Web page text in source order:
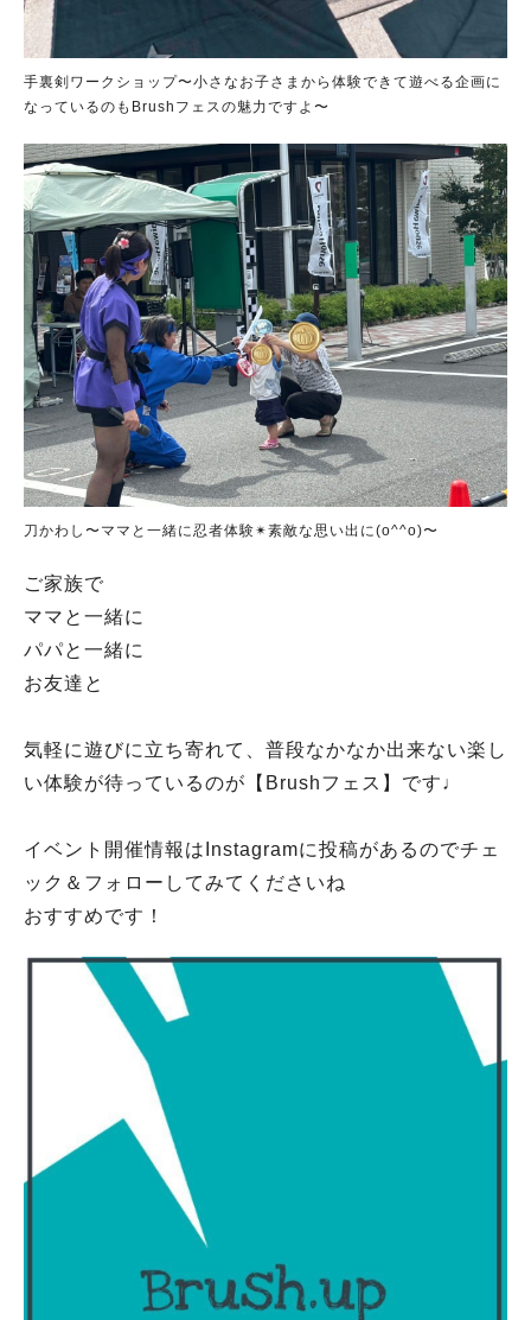
手裏剣ワークショップ〜小さなお子さまから体験できて遊べる企画に
なっているのもBrushフェスの魅力ですよ〜
刀かわし〜ママと一緒に忍者体験✴︎素敵な思い出に(o^^o)〜
ご家族で
ママと一緒に
パパと一緒に
お友達と
気軽に遊びに立ち寄れて、普段なかなか出来ない楽し
い体験が待っているのが【Brushフェス】です♩
イベント開催情報はInstagramに投稿があるのでチェ
ック＆フォローしてみてくださいね
おすすめです！
人気のキーワード
#ラーメン #ショッピング#カフェ#スイーツ#パン#カレー#柏駅
#教えたい/こんなの見つけた